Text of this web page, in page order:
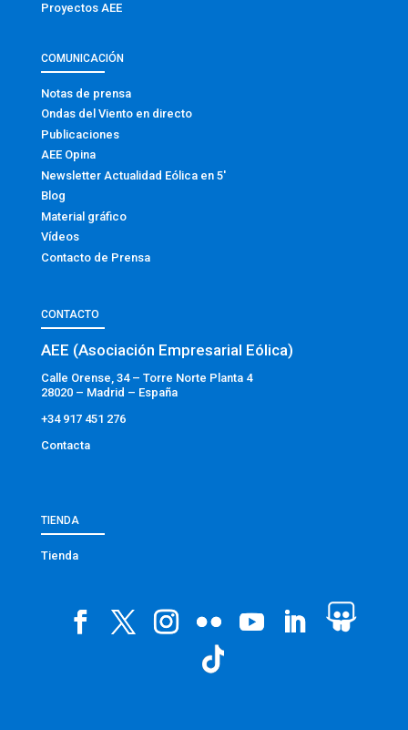
Proyectos AEE
COMUNICACIÓN
Notas de prensa
Ondas del Viento en directo
Publicaciones
AEE Opina
Newsletter Actualidad Eólica en 5′
Blog
Material gráfico
Vídeos
Contacto de Prensa
CONTACTO
AEE (Asociación Empresarial Eólica)
Calle Orense, 34 – Torre Norte Planta 4
28020 – Madrid – España
+34 917 451 276
Contacta
TIENDA
Tienda